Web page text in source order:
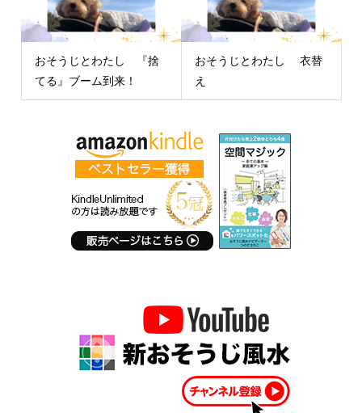
おそうじとわたし 『捨
てる』ブーム到来！
おそうじとわたし 衣替
え